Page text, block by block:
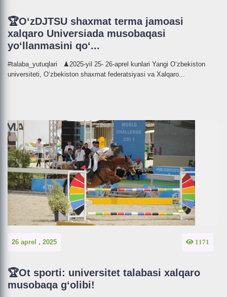
🏆O‘zDJTSU shaxmat terma jamoasi
xalqaro Universiada musobaqasi
yo‘llanmasini qo‘...
#talaba_yutuqlari ♟2025-yil 25- 26-aprel kunlari Yangi O‘zbekiston
universiteti, O‘zbekiston shaxmat federatsiyasi va Xalqaro...
26 aprel , 2025 1171
🏆Ot sporti: universitet talabasi xalqaro
musobaqa g‘olibi!